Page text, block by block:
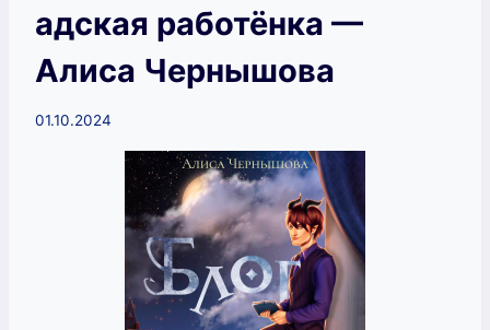
адская работёнка —
Алиса Чернышова
01.10.2024